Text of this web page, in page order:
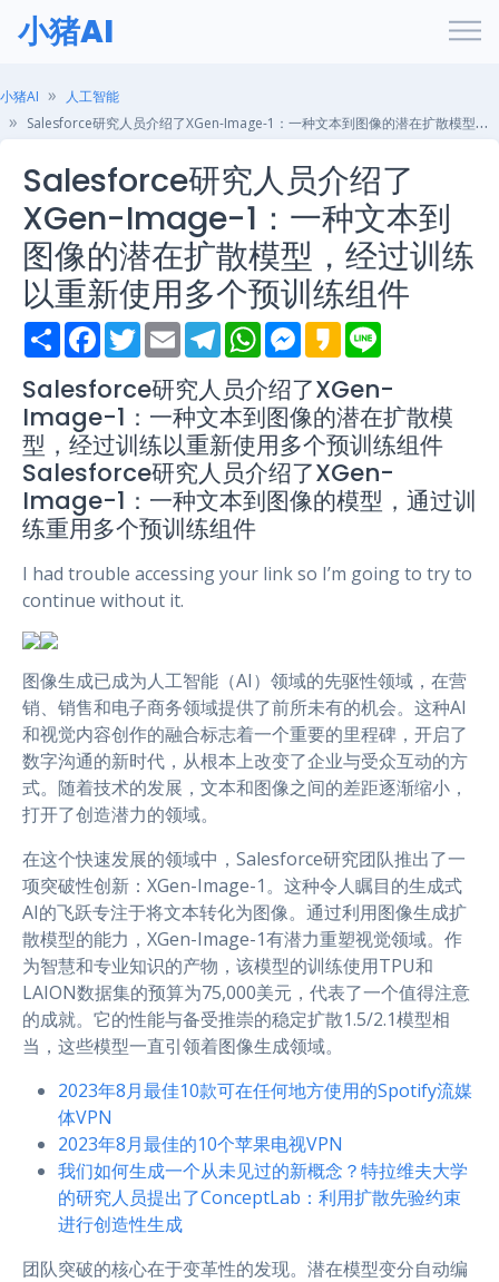
小猪AI
小猪AI
人工智能
Salesforce研究人员介绍了XGen-Image-1：一种文本到图像的潜在扩散模型，经过训练以重新使用多个预训练组件
Salesforce研究人员介绍了
XGen-Image-1：一种文本到
图像的潜在扩散模型，经过训练
以重新使用多个预训练组件
S
h
r
e
F
a
e
b
o
o
k
T
w
t
t
r
E
m
i
l
T
e
e
g
r
a
m
W
h
t
s
A
p
p
M
e
s
e
n
g
r
K
a
a
o
e
Salesforce研究人员介绍了XGen-
Image-1：一种文本到图像的潜在扩散模
型，经过训练以重新使用多个预训练组件
Salesforce研究人员介绍了XGen-
Image-1：一种文本到图像的模型，通过训
练重用多个预训练组件
I had trouble accessing your link so I’m going to try to
continue without it.
图像生成已成为人工智能（AI）领域的先驱性领域，在营
销、销售和电子商务领域提供了前所未有的机会。这种AI
和视觉内容创作的融合标志着一个重要的里程碑，开启了
数字沟通的新时代，从根本上改变了企业与受众互动的方
式。随着技术的发展，文本和图像之间的差距逐渐缩小，
打开了创造潜力的领域。
在这个快速发展的领域中，Salesforce研究团队推出了一
项突破性创新：XGen-Image-1。这种令人瞩目的生成式
AI的飞跃专注于将文本转化为图像。通过利用图像生成扩
散模型的能力，XGen-Image-1有潜力重塑视觉领域。作
为智慧和专业知识的产物，该模型的训练使用TPU和
LAION数据集的预算为75,000美元，代表了一个值得注意
的成就。它的性能与备受推崇的稳定扩散1.5/2.1模型相
当，这些模型一直引领着图像生成领域。
2023年8月最佳10款可在任何地方使用的Spotify流媒
体VPN
2023年8月最佳的10个苹果电视VPN
我们如何生成一个从未见过的新概念？特拉维夫大学
的研究人员提出了ConceptLab：利用扩散先验约束
进行创造性生成
团队突破的核心在于变革性的发现。潜在模型变分自动编